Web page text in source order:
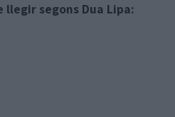
llegir segons Dua Lipa: